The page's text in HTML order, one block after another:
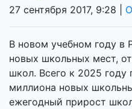
27 сентября 2017, 9:28 |
В новом учебном году в
новых школьных мест,
школ. Всего к 2025 году
миллиона новых
ежегодный прирост